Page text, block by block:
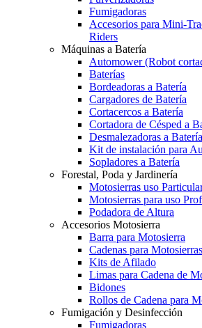
Fumigadoras
Accesorios para Mini-
Riders
Máquinas a Batería
Automower (Robot
Baterías
Bordeadoras a Batería
Cargadores de Batería
Cortacercos a Batería
Cortadora de Césped a
Desmalezadoras a Batería
Kit de instalación para
Sopladores a Batería
Forestal, Poda y Jardinería
Motosierras uso
Motosierras para uso
Podadora de Altura
Accesorios Motosierra
Barra para Motosierra
Cadenas para Motosierras
Kits de Afilado
Limas para Cadena de
Bidones
Rollos de Cadena para
Fumigación y Desinfección
Fumigadoras